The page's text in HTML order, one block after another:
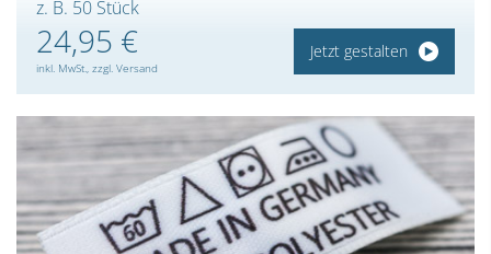
z. B. 50 Stück
24,95 €
inkl. MwSt., zzgl. Versand
Jetzt gestalten